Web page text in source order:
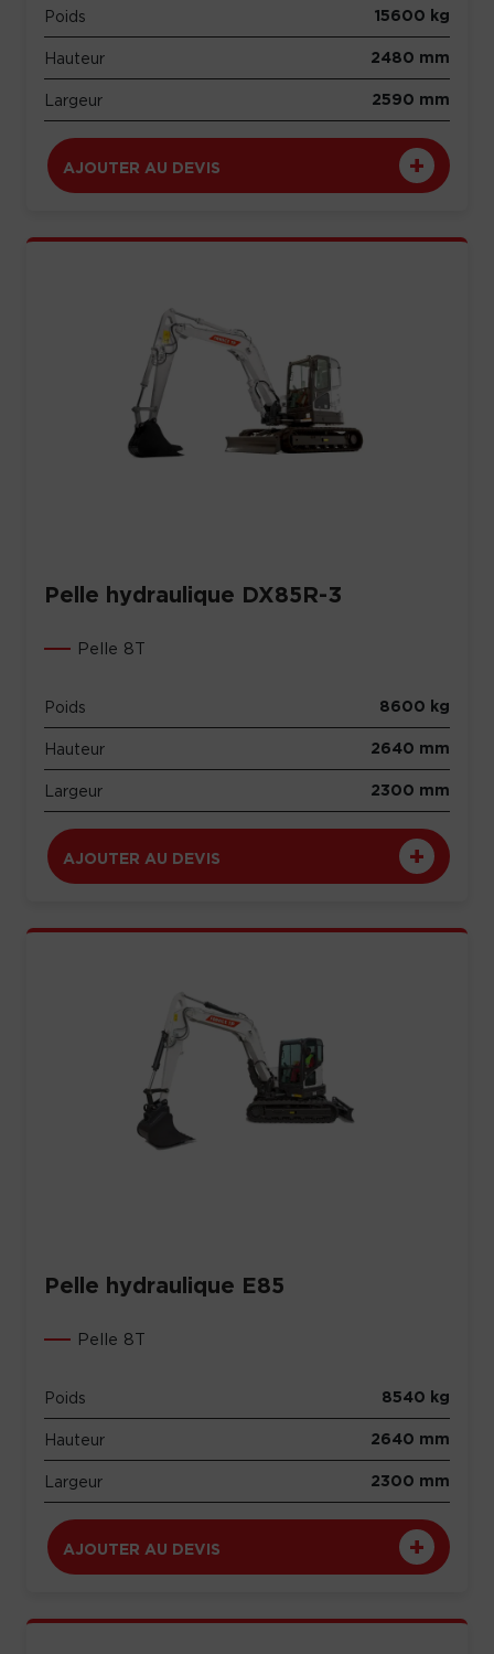
Poids 15600 kg
Hauteur 2480 mm
Largeur 2590 mm
AJOUTER AU DEVIS
Pelle hydraulique DX85R-3
Pelle 8T
Poids 8600 kg
Hauteur 2640 mm
Largeur 2300 mm
AJOUTER AU DEVIS
Pelle hydraulique E85
Pelle 8T
Poids 8540 kg
Hauteur 2640 mm
Largeur 2300 mm
AJOUTER AU DEVIS